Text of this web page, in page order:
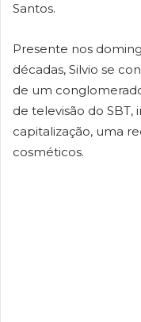
Santos.
Presente nos
décadas, Silvio se
de um
de televisão do
capitalização, uma
cosméticos.